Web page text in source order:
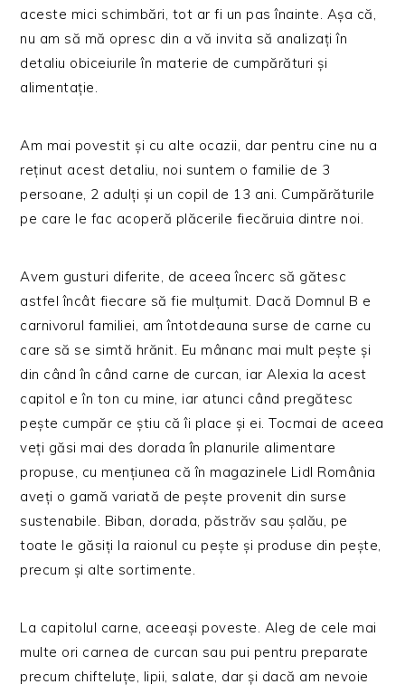
aceste mici schimbări, tot ar fi un pas înainte. Așa că,
nu am să mă opresc din a vă invita să analizați în
detaliu obiceiurile în materie de cumpărături și
alimentație.
Am mai povestit și cu alte ocazii, dar pentru cine nu a
reținut acest detaliu, noi suntem o familie de 3
persoane, 2 adulți și un copil de 13 ani. Cumpărăturile
pe care le fac acoperă plăcerile fiecăruia dintre noi.
Avem gusturi diferite, de aceea încerc să gătesc
astfel încât fiecare să fie mulțumit. Dacă Domnul B e
carnivorul familiei, am întotdeauna surse de carne cu
care să se simtă hrănit. Eu mânanc mai mult pește și
din când în când carne de curcan, iar Alexia la acest
capitol e în ton cu mine, iar atunci când pregătesc
pește cumpăr ce știu că îi place și ei. Tocmai de aceea
veți găsi mai des dorada în planurile alimentare
propuse, cu mențiunea că în magazinele Lidl România
aveți o gamă variată de pește provenit din surse
sustenabile. Biban, dorada, păstrăv sau șalău, pe
toate le găsiți la raionul cu pește și produse din pește,
precum și alte sortimente.
La capitolul carne, aceeași poveste. Aleg de cele mai
multe ori carnea de curcan sau pui pentru preparate
precum chifteluțe, lipii, salate, dar și dacă am nevoie